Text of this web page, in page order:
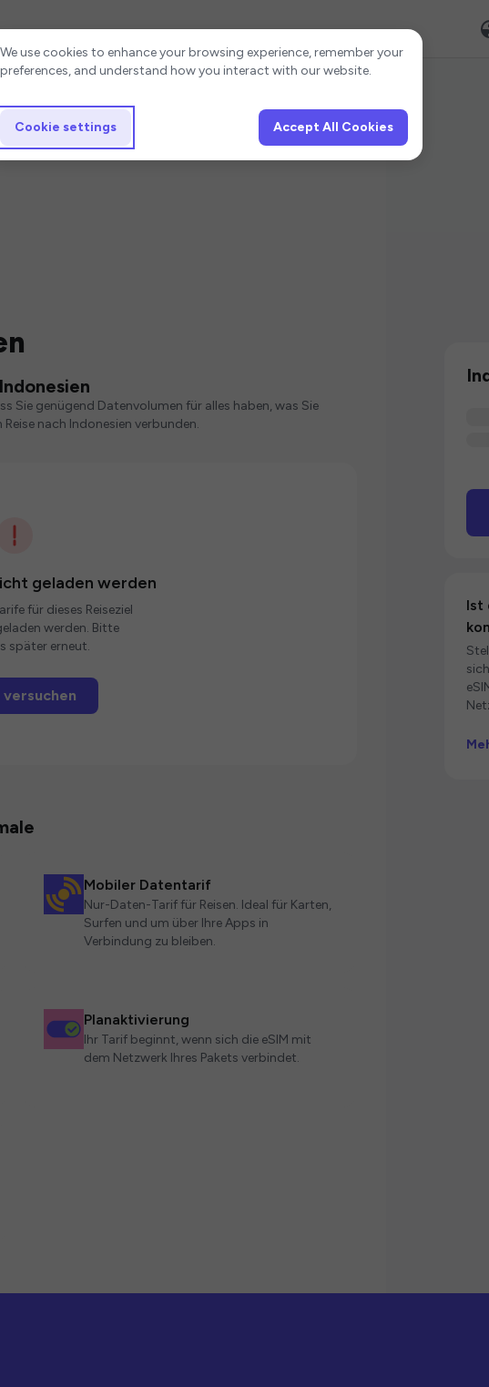
Sie genügend Datenvolumen für alles haben, was Sie
nach Indonesien verbunden.
geladen werden
für dieses Reiseziel
werden. Bitte
später erneut.
Mobiler Datentarif
Nur-Daten-Tarif für Reisen. Ideal für Karten,
Surfen und um über Ihre Apps in
Verbindung zu bleiben.
Planaktivierung
Ihr Tarif beginnt, wenn sich die eSIM mit
dem Netzwerk Ihres Pakets verbindet.
Ist
Cookie settings
We use cookies to enhance your browsing experience, remember your
preferences, and understand how you interact with our website.
Cookie settings Accept All Cookies